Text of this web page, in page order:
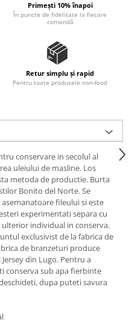
Primești 10% înapoi
În puncte de fidelitate la fiecare
comandă
Retur simplu și rapid
Pentru toate produsele non-food
conservare in secolul al
uleiului de masline. Los
metoda de productie. Burta
Bonito del Norte. Se
fileului si este
experimentati separa cu
ulterior individual in conserva.
exclusivist de la fabrica de
de branzeturi produce
din Lugo. Pentru a
conserva sub apa fierbinte
dupa puteti savura